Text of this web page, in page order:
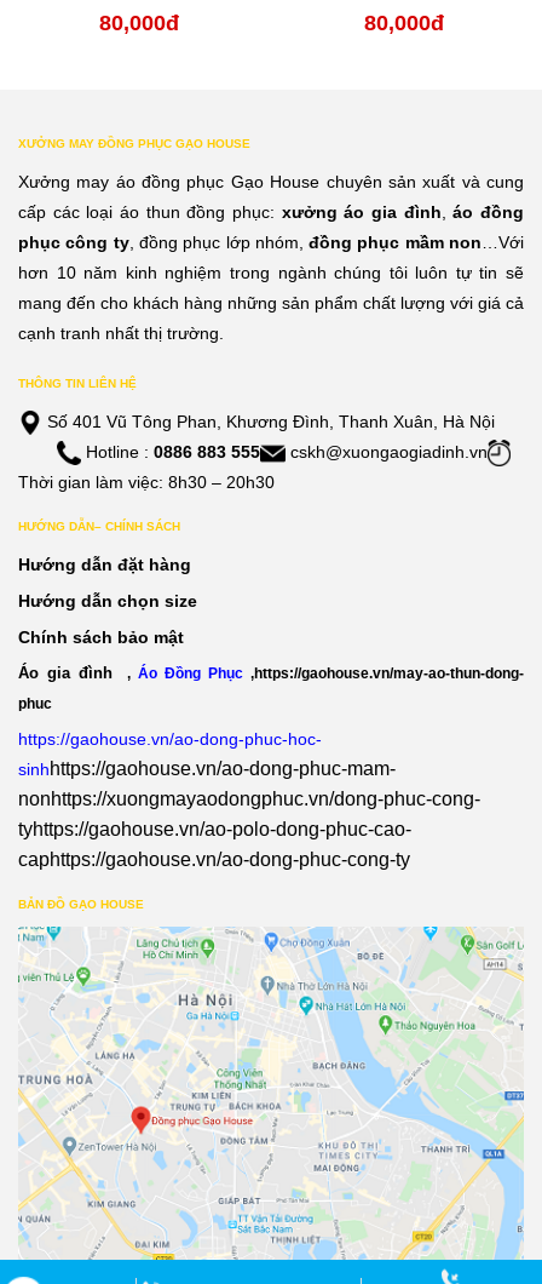
80,000đ 80,000đ
XƯỞNG MAY ĐỒNG PHỤC GẠO HOUSE
Xưởng may áo đồng phục Gạo House chuyên sản xuất và cung
cấp các loại áo thun đồng phục: xưởng áo gia đình,áo đồng
phục công ty, đồng phục lớp nhóm,đồng phục mầm non…Với
hơn 10 năm kinh nghiệm trong ngành chúng tôi luôn tự tin sẽ
mang đến cho khách hàng những sản phẩm chất lượng với giá cả
cạnh tranh nhất thị trường.
THÔNG TIN LIÊN HỆ
Số 401 Vũ Tông Phan, Khương Đình, Thanh Xuân, Hà Nội
Hotline : 0886 883 555
cskh@xuongaogiadinh.vn
Thời gian làm việc: 8h30 – 20h30
HƯỚNG DẪN– CHÍNH SÁCH
Hướng dẫn đặt hàng
Hướng dẫn chọn size
Chính sách bảo mật
Áo gia đình , Áo Đồng Phục ,https://gaohouse.vn/may-ao-thun-dong-
phuc
https://gaohouse.vn/ao-dong-phuc-hoc-
sinhhttps://gaohouse.vn/ao-dong-phuc-mam-
nonhttps://xuongmayaodongphuc.vn/dong-phuc-cong-
tyhttps://gaohouse.vn/ao-polo-dong-phuc-cao-
caphttps://gaohouse.vn/ao-dong-phuc-cong-ty
BẢN ĐỒ GẠO HOUSE